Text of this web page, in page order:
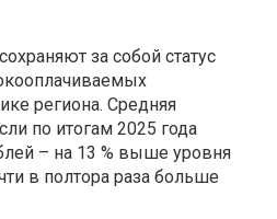
за собой статус
региона. Средняя
по итогам 2025 года
– на 13 % выше уровня
в полтора раза больше